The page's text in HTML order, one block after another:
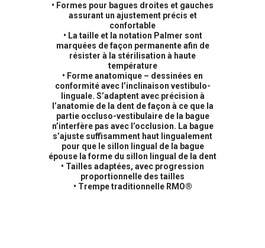
• Formes pour bagues droites et gauches
assurant un ajustement précis et
confortable
• La taille et la notation Palmer sont
marquées de façon permanente afin de
résister à la stérilisation à haute
température
• Forme anatomique – dessinées en
conformité avec l’inclinaison vestibulo-
linguale. S’adaptent avec précision à
l’anatomie de la dent de façon à ce que la
partie occluso-vestibulaire de la bague
n’interfère pas avec l’occlusion. La bague
s’ajuste suffisamment haut lingualement
pour que le sillon lingual de la bague
épouse la forme du sillon lingual de la dent
• Tailles adaptées, avec progression
proportionnelle des tailles
• Trempe traditionnelle RMO®